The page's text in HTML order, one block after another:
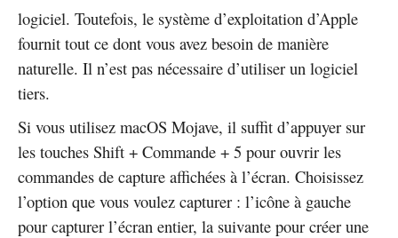
logiciel. Toutefois, le système d’exploitation d’Apple
fournit tout ce dont vous avez besoin de manière
naturelle. Il n’est pas nécessaire d’utiliser un logiciel
tiers.
Si vous utilisez macOS Mojave, il suffit d’appuyer sur
les touches Shift + Commande + 5 pour ouvrir les
commandes de capture affichées à l’écran. Choisissez
l’option que vous voulez capturer : l’icône à gauche
pour capturer l’écran entier, la suivante pour créer une